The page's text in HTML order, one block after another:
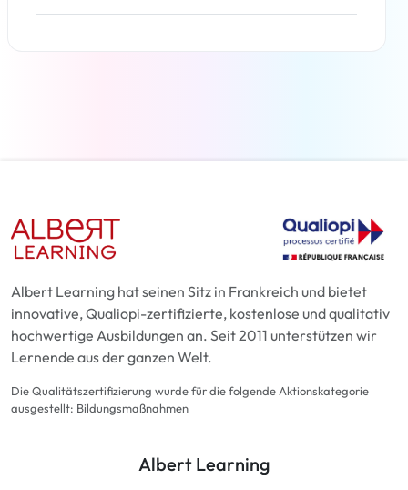
Albert Learning hat seinen Sitz in Frankreich und bietet
innovative, Qualiopi-zertifizierte, kostenlose und qualitativ
hochwertige Ausbildungen an. Seit 2011 unterstützen wir
Lernende aus der ganzen Welt.
Die Qualitätszertifizierung wurde für die folgende Aktionskategorie
ausgestellt: Bildungsmaßnahmen
Albert Learning